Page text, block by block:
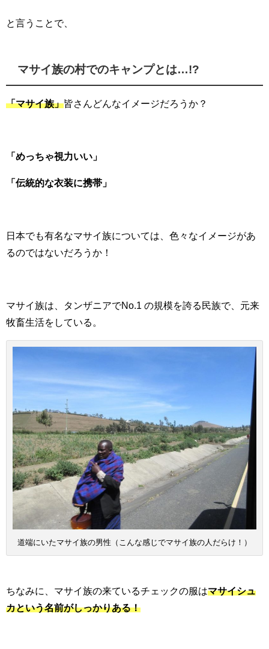
と言うことで、
マサイ族の村でのキャンプとは…!?
「マサイ族」皆さんどんなイメージだろうか？
「めっちゃ視力いい」
「伝統的な衣装に携帯」
日本でも有名なマサイ族については、色々なイメージがあ
るのではないだろうか！
マサイ族は、タンザニアでNo.1 の規模を誇る民族で、元来
牧畜生活をしている。
道端にいたマサイ族の男性（こんな感じでマサイ族の人だらけ！）
ちなみに、マサイ族の来ているチェックの服はマサイシュ
カという名前がしっかりある！